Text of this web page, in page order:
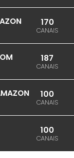
170
CANAIS
187
CANAIS
100
CANAIS
100
CANAIS